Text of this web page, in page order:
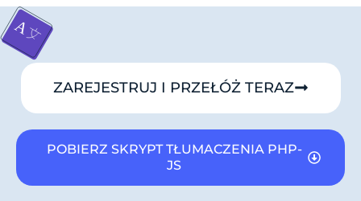
ZAREJESTRUJ I PRZEŁÓŻ TERAZ
POBIERZ SKRYPT TŁUMACZENIA PHP-
JS